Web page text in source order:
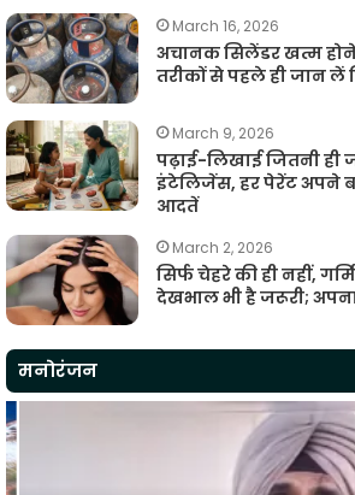
March 16, 2026
अचानक सिलेंडर खत्म
तरीकों से पहले ही जान लें
March 9, 2026
पढ़ाई-लिखाई जितनी ही
इंटेलिजेंस, हर पेरेंट अपने
आदतें
March 2, 2026
सिर्फ चेहरे की ही नहीं,
देखभाल भी है जरूरी;
मनोरंजन